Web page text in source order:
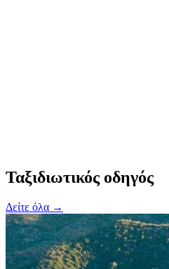
Ταξιδιωτικός οδηγός
Δείτε όλα →